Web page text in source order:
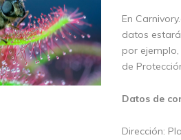
En
datos
por
de
Datos de
Dirección: